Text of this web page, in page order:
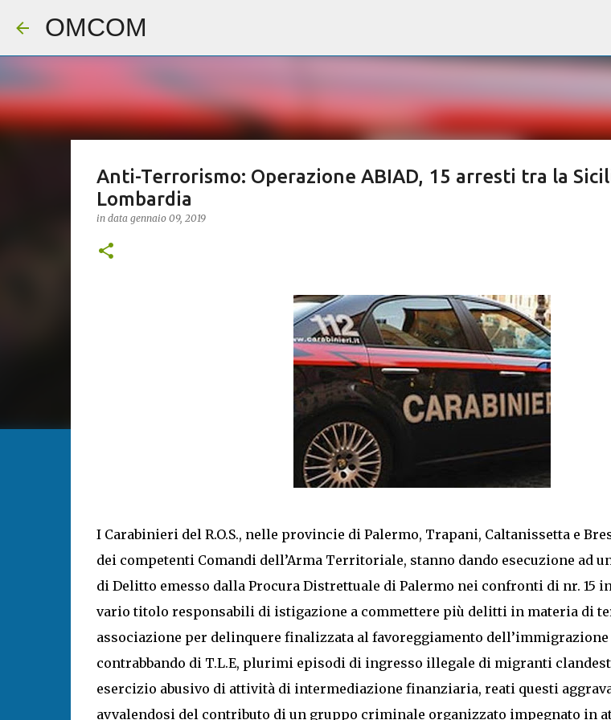
OMCOM
Anti-Terrorismo: Operazione ABIAD, 15 arresti tra la
Lombardia
in data gennaio 09, 2019
I Carabinieri del R.O.S., nelle provincie di Palermo, Trapani, Caltanissetta e
dei competenti Comandi dell’Arma Territoriale, stanno dando esecuzione ad
di Delitto emesso dalla Procura Distrettuale di Palermo nei confronti di nr. 15
vario titolo responsabili di istigazione a commettere più delitti in materia di
associazione per delinquere finalizzata al favoreggiamento
contrabbando di T.L.E, plurimi episodi di ingresso illegale di migranti
esercizio abusivo di attività di intermediazione finanziaria, reati questi
avvalendosi del contributo di un gruppo criminale organizzato impegnato in